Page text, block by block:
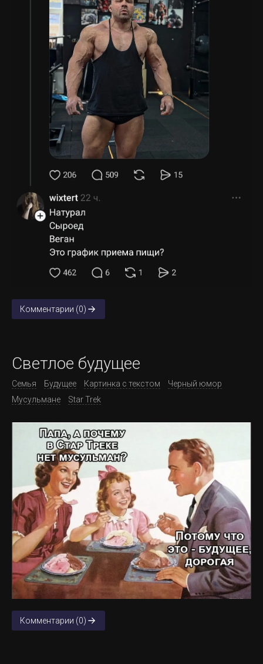
Комментарии (0)
Светлое будущее
Семья Будущее Картинка с текстом
Черный юмор
Мусульмане
Star Trek
Комментарии (0)